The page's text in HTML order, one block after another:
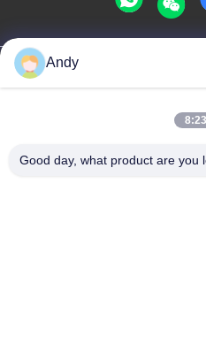
中国の良質 ワイヤレス 充電 器
Andy
Good day, what product are you